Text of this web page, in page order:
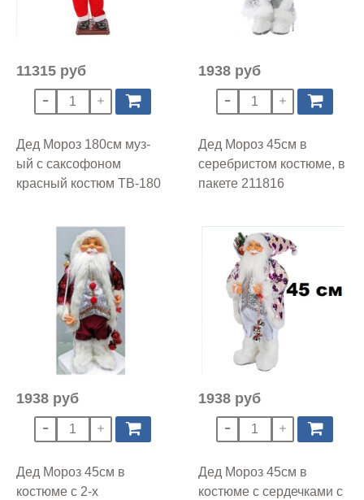
11315 руб
Дед Мороз 180см муз-
ый с саксофоном
красный костюм ТВ-180
1938 руб
Дед Мороз 45см в
серебристом костюме, в
пакете 211816
1938 руб
Дед Мороз 45см в
костюме с 2-х
1938 руб
Дед Мороз 45см в
костюме с сердечками с